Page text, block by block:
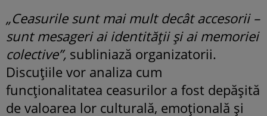
„Ceasurile sunt mai mult decât accesorii –
sunt mesageri ai identității și ai memoriei
colective”, subliniază organizatorii.
Discuțiile vor analiza cum
funcționalitatea ceasurilor a fost depășită
de valoarea lor culturală, emoțională și